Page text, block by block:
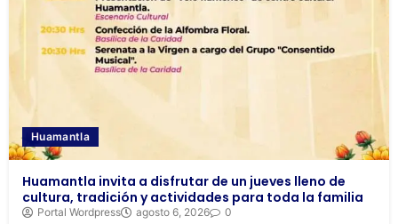
Huamantla
Huamantla invita a disfrutar de un jueves lleno de
cultura, tradición y actividades para toda la familia
Portal Wordpress agosto 6, 2026 0